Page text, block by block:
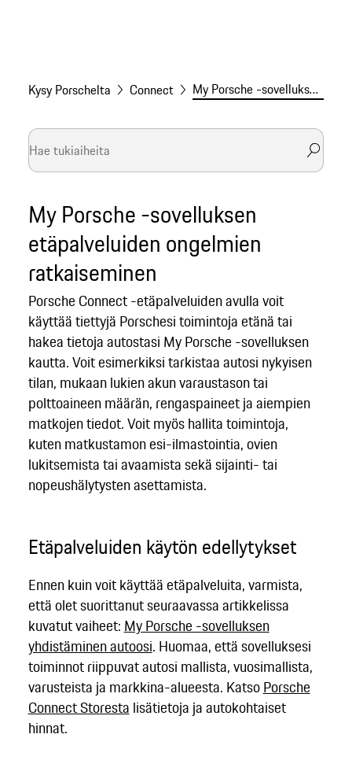
Kysy Porschelta Connect My Porsche -sovelluksen etäpalveluiden ongelmien ratkaisu
My Porsche -sovelluksen
etäpalveluiden ongelmien
ratkaiseminen
Porsche Connect -etäpalveluiden avulla voit
käyttää tiettyjä Porschesi toimintoja etänä tai
hakea tietoja autostasi My Porsche -sovelluksen
kautta. Voit esimerkiksi tarkistaa autosi nykyisen
tilan, mukaan lukien akun varaustason tai
polttoaineen määrän, rengaspaineet ja aiempien
matkojen tiedot. Voit myös hallita toimintoja,
kuten matkustamon esi-ilmastointia, ovien
lukitsemista tai avaamista sekä sijainti- tai
nopeushälytysten asettamista.
Etäpalveluiden käytön edellytykset
Ennen kuin voit käyttää etäpalveluita, varmista,
että olet suorittanut seuraavassa artikkelissa
kuvatut vaiheet: My Porsche -sovelluksen
yhdistäminen autoosi. Huomaa, että sovelluksesi
toiminnot riippuvat autosi mallista, vuosimallista,
varusteista ja markkina-alueesta. KatsoPorsche
Connect Storesta lisätietoja ja autokohtaiset
hinnat.